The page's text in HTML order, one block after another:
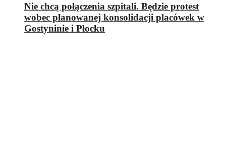
Nie chcą połączenia szpitali. Będzie protest
wobec planowanej konsolidacji placówek w
Gostyninie i Płocku